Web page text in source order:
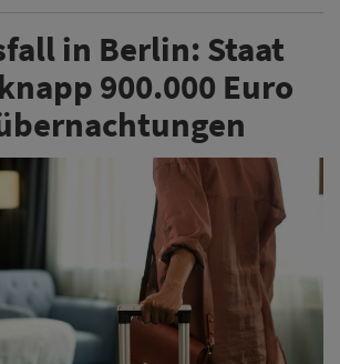
in Berlin: Staat
900.000 Euro